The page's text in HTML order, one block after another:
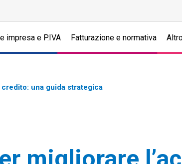
impresa e P.IVA Fatturazione e normativa
una guida strategica